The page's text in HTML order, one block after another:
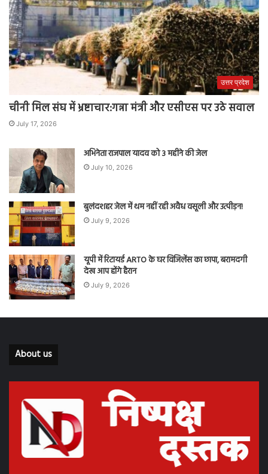
उत्तर प्रदेश
चीनी मिल संघ में भ्रष्टाचार:गन्ना मंत्री और एसीएस पर उठे सवाल
July 17, 2026
अभिनेता राजपाल यादव को 3 महीने की जेल
July 10, 2026
बुलंदशहर जेल में थम नहीं रही अवैध वसूली और उत्पीड़न!
July 9, 2026
यूपी में रिटायर्ड ARTO के घर विजिलेंस का छापा, बरामदगी
देख आप होंगे हैरान
July 9, 2026
About us